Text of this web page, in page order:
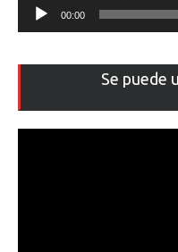
00:00
Se puede